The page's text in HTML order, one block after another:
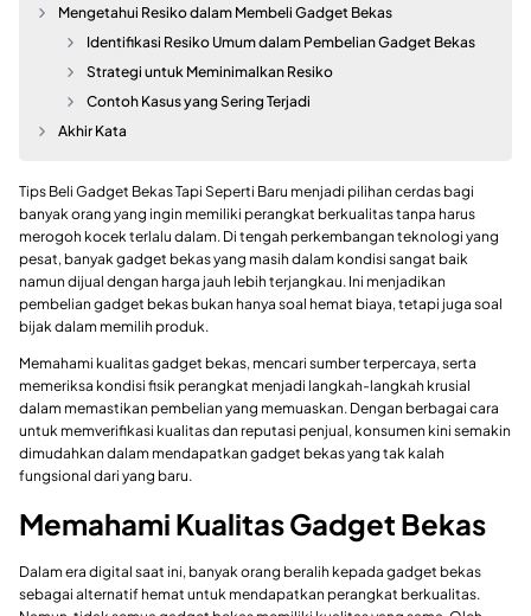
Mengetahui Resiko dalam Membeli Gadget Bekas
Identifikasi Resiko Umum dalam Pembelian Gadget Bekas
Strategi untuk Meminimalkan Resiko
Contoh Kasus yang Sering Terjadi
Akhir Kata
Tips Beli Gadget Bekas Tapi Seperti Baru menjadi pilihan cerdas bagi
banyak orang yang ingin memiliki perangkat berkualitas tanpa harus
merogoh kocek terlalu dalam. Di tengah perkembangan teknologi yang
pesat, banyak gadget bekas yang masih dalam kondisi sangat baik
namun dijual dengan harga jauh lebih terjangkau. Ini menjadikan
pembelian gadget bekas bukan hanya soal hemat biaya, tetapi juga soal
bijak dalam memilih produk.
Memahami kualitas gadget bekas, mencari sumber terpercaya, serta
memeriksa kondisi fisik perangkat menjadi langkah-langkah krusial
dalam memastikan pembelian yang memuaskan. Dengan berbagai cara
untuk memverifikasi kualitas dan reputasi penjual, konsumen kini semakin
dimudahkan dalam mendapatkan gadget bekas yang tak kalah
fungsional dari yang baru.
Memahami Kualitas Gadget Bekas
Dalam era digital saat ini, banyak orang beralih kepada gadget bekas
sebagai alternatif hemat untuk mendapatkan perangkat berkualitas.